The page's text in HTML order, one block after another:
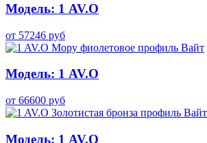
Модель: 1 AV.O
от 57246 руб
Модель: 1 AV.O
от 66600 руб
Модель: 1 AV.O